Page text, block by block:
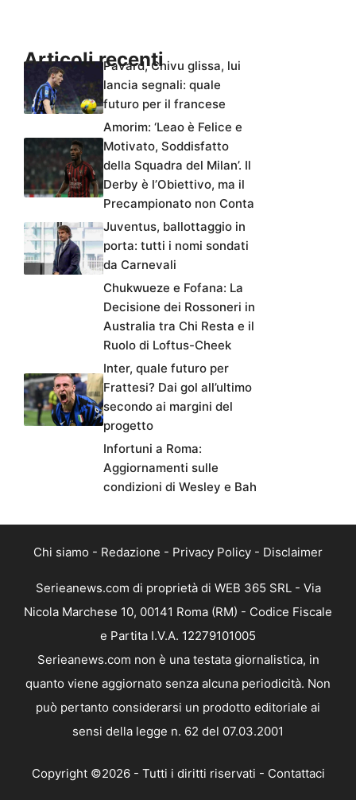
Articoli recentiPavard, Chivu glissa, lui
lancia segnali: quale
futuro per il francese
Amorim: ‘Leao è Felice e
Motivato, Soddisfatto
della Squadra del Milan’. Il
Derby è l’Obiettivo, ma il
Precampionato non Conta
Juventus, ballottaggio in
porta: tutti i nomi sondati
da Carnevali
Chukwueze e Fofana: La
Decisione dei Rossoneri in
Australia tra Chi Resta e il
Ruolo di Loftus-Cheek
Inter, quale futuro per
Frattesi? Dai gol all’ultimo
secondo ai margini del
progetto
Infortuni a Roma:
Aggiornamenti sulle
condizioni di Wesley e Bah
Chi siamo - Redazione - Privacy Policy - Disclaimer
Serieanews.com di proprietà di WEB 365 SRL - Via
Nicola Marchese 10, 00141 Roma (RM) - Codice Fiscale
e Partita I.V.A. 12279101005
Serieanews.com non è una testata giornalistica, in
quanto viene aggiornato senza alcuna periodicità. Non
può pertanto considerarsi un prodotto editoriale ai
sensi della legge n. 62 del 07.03.2001
Copyright ©2026 - Tutti i diritti riservati - Contattaci